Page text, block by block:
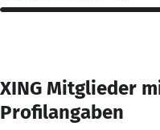
XING Mitglieder
Profilangaben